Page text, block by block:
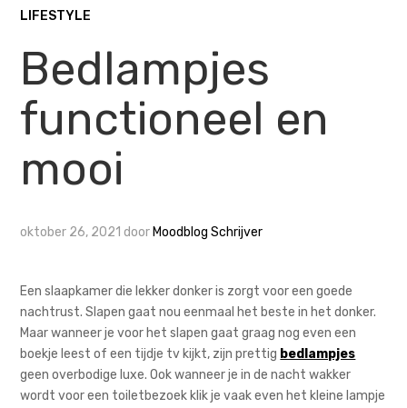
LIFESTYLE
Bedlampjes
functioneel en
mooi
oktober 26, 2021 doorMoodblog Schrijver
Een slaapkamer die lekker donker is zorgt voor een goede
nachtrust. Slapen gaat nou eenmaal het beste in het donker.
Maar wanneer je voor het slapen gaat graag nog even een
boekje leest of een tijdje tv kijkt, zijn prettig bedlampjes
geen overbodige luxe. Ook wanneer je in de nacht wakker
wordt voor een toiletbezoek klik je vaak even het kleine lampje